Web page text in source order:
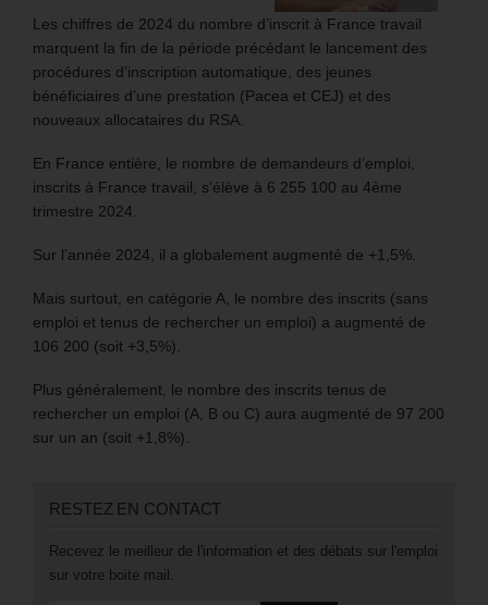
Les chiffres de 2024 du nombre d’inscrit à France travail
marquent la fin de la période précédant le lancement des
procédures d’inscription automatique, des jeunes
bénéficiaires d’une prestation (Pacea et CEJ) et des
nouveaux allocataires du RSA.
En France entière, le nombre de demandeurs d’emploi,
inscrits à France travail, s’élève à 6 255 100 au 4ème
trimestre 2024.
Sur l’année 2024, il a globalement augmenté de +1,5%.
Mais surtout, en catégorie A, le nombre des inscrits (sans
emploi et tenus de rechercher un emploi) a augmenté de
106 200 (soit +3,5%).
Plus généralement, le nombre des inscrits tenus de
rechercher un emploi (A, B ou C) aura augmenté de 97 200
sur un an (soit +1,8%).
RESTEZ EN CONTACT
Recevez le meilleur de l'information et des débats sur l'emploi
sur votre boite mail.